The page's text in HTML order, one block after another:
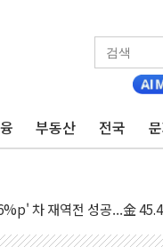
부동산 전국
입…고수온 양식장 복구·지
태 주의보'...경북도, 호우
청래·김민석 당대표 후보
서 정청래에 승리...47.75%